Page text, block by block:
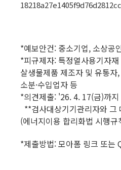
*예보안건: 중소기업, 소상공
*피규제자: 특정열사용기자
살생물제품 제조자 및 유통자
소분·수입업자 등
*의견제출: '26. 4. 17(금)까지
**검사대상기기관리자와 그
(에너지이용 합리화법 시행
*제출방법: 모아폼 링크 또는